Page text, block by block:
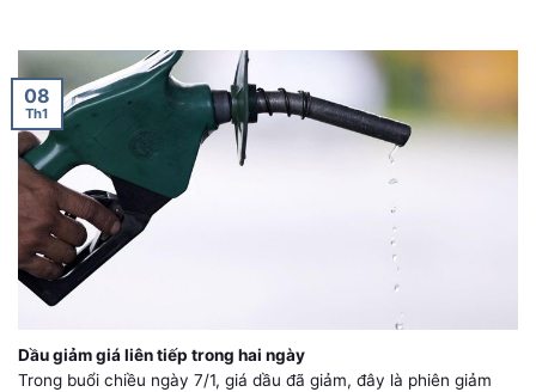
Dầu giảm giá liên tiếp trong hai ngày
Trong buổi chiều ngày 7/1, giá dầu đã giảm, đây là phiên giảm
08
Th1